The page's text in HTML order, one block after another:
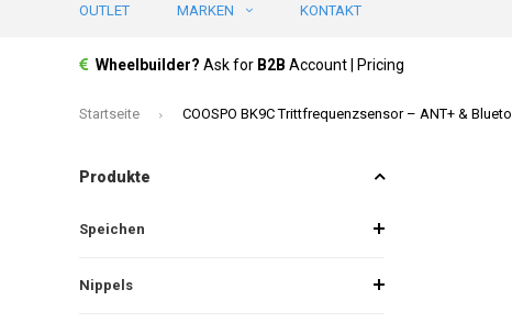
OUTLET MARKEN KONTAKT
Wheelbuilder? Ask for B2B Account | Pricing
Startseite COOSPO BK9C Trittfrequenzsensor – ANT+ &
Produkte
Speichen
Nippels